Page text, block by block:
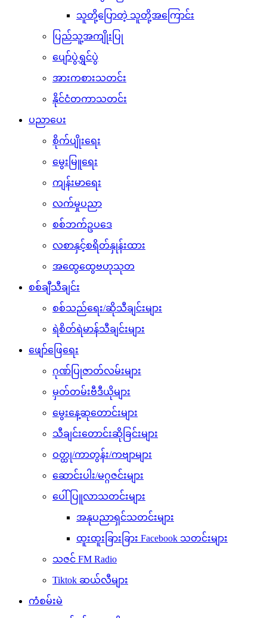
သူတို့ပြောတဲ့ သူတို့အကြောင်း
ပြည်သူ့အကျိုးပြု
ပျော်ပွဲရွှင်ပွဲ
အားကစားသတင်း
နိုင်ငံတကာသတင်း
ပညာပေး
စိုက်ပျိုးရေး
မွေးမြူရေး
ကျန်းမာရေး
လက်မှုပညာ
စစ်ဘက်ဥပဒေ
လစာနှင့်စရိတ်နှုန်းထား
အထွေထွေဗဟုသုတ
စစ်ချီသီချင်း
စစ်သည်ရေး/ဆိုသီချင်းများ
ရဲစိတ်ရဲမာန်သီချင်းများ
ဖျော်ဖြေရေး
ဂုဏ်ပြုဇာတ်လမ်းများ
မှတ်တမ်းဗီဒီယိုများ
မွေးနေ့ဆုတောင်းများ
သီချင်းတောင်းဆိုခြင်းများ
ဝတ္ထု/ကာတွန်း/ကဗျာများ
ဆောင်းပါး/မဂ္ဂဇင်းများ
ပေါ်ပြူလာသတင်းများ
အနုပညာရှင်သတင်းများ
ထူးထူးခြားခြား Facebook သတင်းများ
သဇင် FM Radio
Tiktok ဆယ်လီများ
ကံစမ်းမဲ